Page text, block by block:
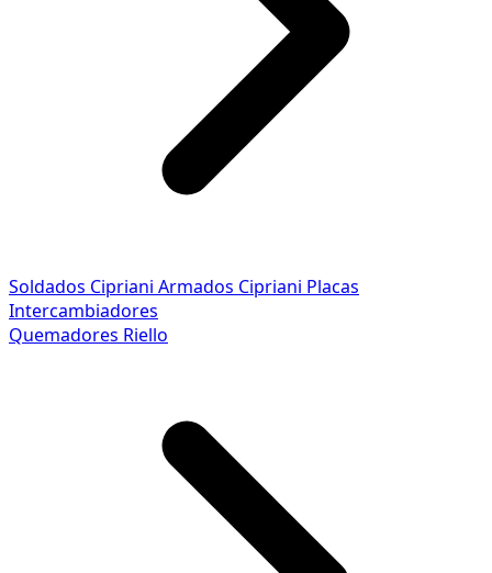
Soldados Cipriani Armados Cipriani Placas
Intercambiadores
Quemadores Riello